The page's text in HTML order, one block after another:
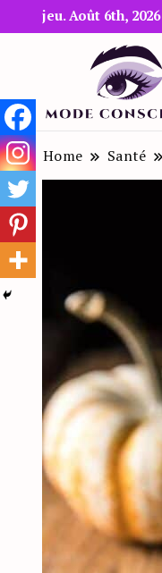
jeu. Août 6th, 2026
Home Santé